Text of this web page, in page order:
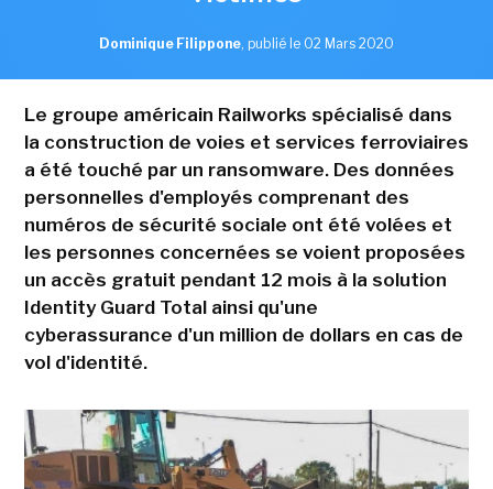
Dominique Filippone, publié le 02 Mars 2020
Le groupe américain Railworks spécialisé dans
la construction de voies et services ferroviaires
a été touché par un ransomware. Des données
personnelles d'employés comprenant des
numéros de sécurité sociale ont été volées et
les personnes concernées se voient proposées
un accès gratuit pendant 12 mois à la solution
Identity Guard Total ainsi qu'une
cyberassurance d'un million de dollars en cas de
vol d'identité.